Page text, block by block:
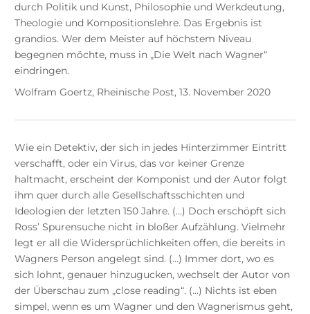
durch Politik und Kunst, Philosophie und Werkdeutung,
Theologie und Kompositionslehre. Das Ergebnis ist
grandios. Wer dem Meister auf höchstem Niveau
begegnen möchte, muss in „Die Welt nach Wagner“
eindringen.
Wolfram Goertz, Rheinische Post, 13. November 2020
Wie ein Detektiv, der sich in jedes Hinterzimmer Eintritt
verschafft, oder ein Virus, das vor keiner Grenze
haltmacht, erscheint der Komponist und der Autor folgt
ihm quer durch alle Gesellschaftsschichten und
Ideologien der letzten 150 Jahre. (…) Doch erschöpft sich
Ross’ Spurensuche nicht in bloßer Aufzählung. Vielmehr
legt er all die Widersprüchlichkeiten offen, die bereits in
Wagners Person angelegt sind. (…) Immer dort, wo es
sich lohnt, genauer hinzugucken, wechselt der Autor von
der Überschau zum „close reading“. (...) Nichts ist eben
simpel, wenn es um Wagner und den Wagnerismus geht,